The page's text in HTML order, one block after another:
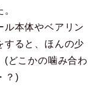
ル本体やベアリン
すると、ほんの少
(どこかの噛み合わ
？)